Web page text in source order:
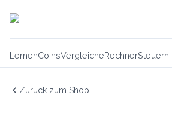
LernenCoinsVergleicheRechnerSteuern
Zurück zum Shop